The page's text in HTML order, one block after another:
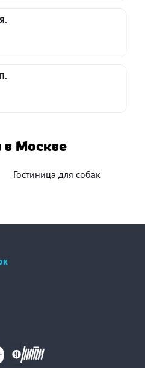
в Москве
Гостиница для собак